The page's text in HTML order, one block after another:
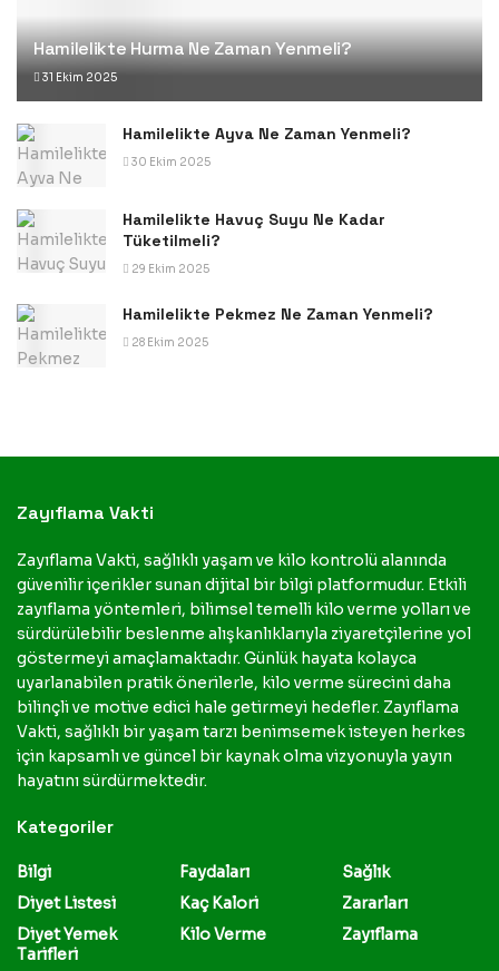
Hamilelikte Hurma Ne Zaman Yenmeli?
31 Ekim 2025
Hamilelikte Ayva Ne Zaman Yenmeli?
30 Ekim 2025
Hamilelikte Havuç Suyu Ne Kadar
Tüketilmeli?
29 Ekim 2025
Hamilelikte Pekmez Ne Zaman Yenmeli?
28 Ekim 2025
Zayıflama Vakti
Zayıflama Vakti, sağlıklı yaşam ve kilo kontrolü alanında
güvenilir içerikler sunan dijital bir bilgi platformudur. Etkili
zayıflama yöntemleri, bilimsel temelli kilo verme yolları ve
sürdürülebilir beslenme alışkanlıklarıyla ziyaretçilerine yol
göstermeyi amaçlamaktadır. Günlük hayata kolayca
uyarlanabilen pratik önerilerle, kilo verme sürecini daha
bilinçli ve motive edici hale getirmeyi hedefler. Zayıflama
Vakti, sağlıklı bir yaşam tarzı benimsemek isteyen herkes
için kapsamlı ve güncel bir kaynak olma vizyonuyla yayın
hayatını sürdürmektedir.
Kategoriler
Bilgi
Diyet Listesi
Diyet Yemek
Tarifleri
Faydaları
Kaç Kalori
Kilo Verme
Sağlık
Zararları
Zayıflama